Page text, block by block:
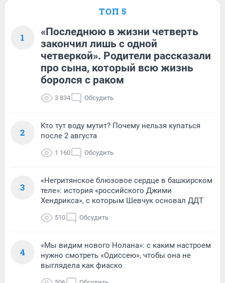
ТОП 5
1
«Последнюю в жизни четверть
закончил лишь с одной
четверкой». Родители рассказали
про сына, который всю жизнь
боролся с раком
3 834 Обсудить
2
Кто тут воду мутит? Почему нельзя купаться
после 2 августа
1 160 Обсудить
3
«Негритянское блюзовое сердце в башкирском
теле»: история «российского Джими
Хендрикса», с которым Шевчук основал ДДТ
510 Обсудить
4
«Мы видим нового Нолана»: с каким настроем
нужно смотреть «Одиссею», чтобы она не
выглядела как фиаско